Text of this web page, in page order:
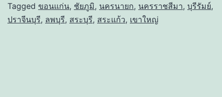
Tagged ขอนแก่น, ชัยภูมิ, นครนายก, นครราชสีมา, บุรีรัมย์,
ปราจีนบุรี, ลพบุรี, สระบุรี, สระแก้ว, เขาใหญ่